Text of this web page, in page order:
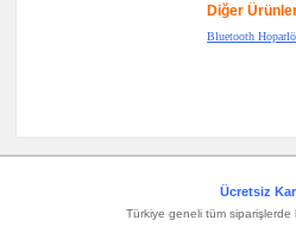
Diğer
Bluetooth
Ücretsiz
Türkiye geneli tüm siparişlerde